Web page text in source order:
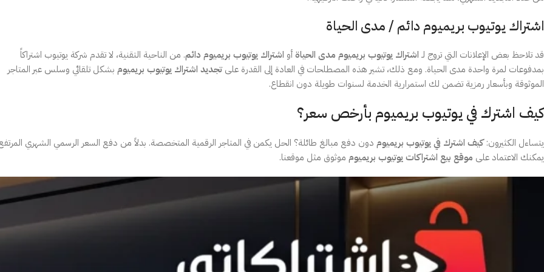
اشتراك يوتيوب بريميوم دائم / مدى الحياة
قد تلاحظ بعض الإعلانات التي تروج لـ اشتراك يوتيوب بريميوم مدى الحياةأو اشتراك يوتيوب بريميوم دائم. من الناحية التقنية، لا تقدم شركة يوتيوب اشتراكاً
بمدفوعات لمرة واحدة مدى الحياة. ومع ذلك، تشير هذه المصطلحات في العادة إلى القدرة على تجديد اشتراك يوتيوب بريميوم بشكل تلقائي وسلس عبر المتاجر
الموثوقة وبأسعار رمزية تضمن لك استمرارية الخدمة لسنوات طويلة دون انقطاع.
كيف اشترك في يوتيوب بريميوم بأرخص سعر؟
يتساءل الكثيرون:كيف اشترك في يوتيوب بريميوم دون دفع مبالغ طائلة؟ الحل يكمن في المتاجر الرقمية المتخصصة. بدلاً من دفع السعر الرسمي الشهري
يمكنك الاعتماد على موقع بيع اشتراكات يوتيوب بريميوم موثوق مثل موقعنا.